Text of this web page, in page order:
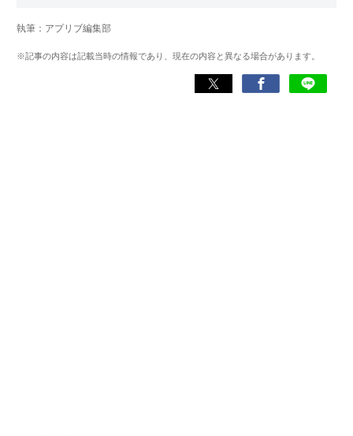
化アプリの紹介）、TBS『サタプラ』（スマホライフが変
スマホアプリ）他
執筆：アプリブ編集部
※記事の内容は記載当時の情報であり、現在の内容と異なる場合があります。